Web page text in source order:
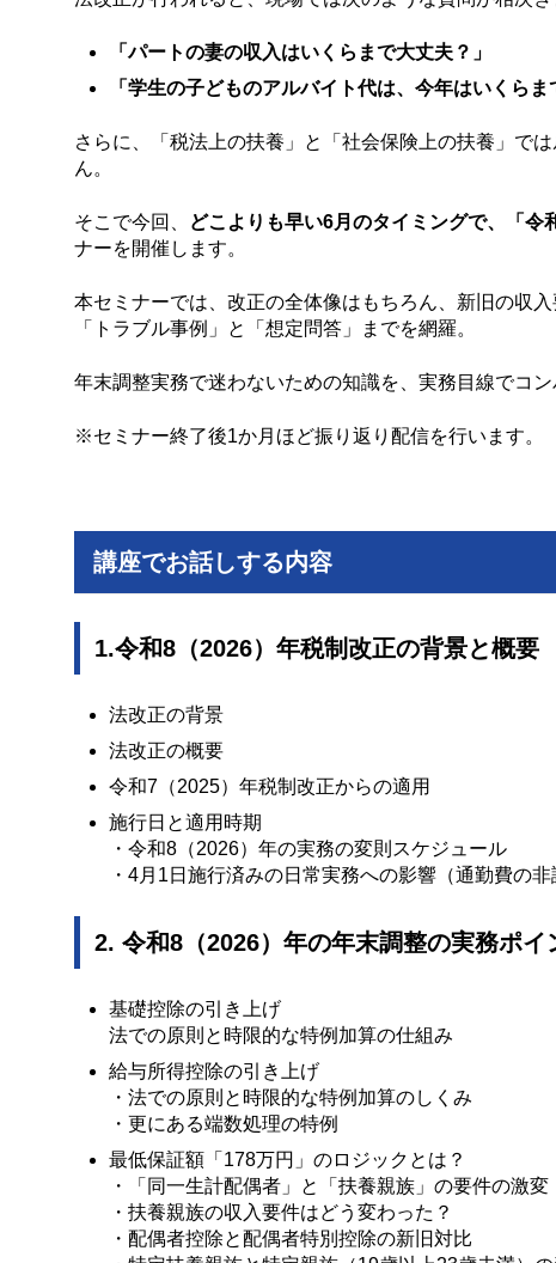
「パートの妻の収入はいくらまで大丈夫？」
「学生の子どものアルバイト代は、今年はいくらま
さらに、「税法上の扶養」と「社会保険上の扶養」で
ん。
そこで今回、 どこよりも早い6月のタイミングで、「
ナーを開催します。
本セミナーでは、改正の全体像はもちろん、新旧の収
「トラブル事例」と「想定問答」までを網羅。
年末調整実務で迷わないための知識を、実務目線でコ
※セミナー終了後1か月ほど振り返り配信を行います。
講座でお話しする内容
1.令和8（2026）年税制改正の背景と概要
法改正の背景
法改正の概要
令和7（2025）年税制改正からの適用
施行日と適用時期
・令和8（2026）年の実務の変則スケジュール
・4月1日施行済みの日常実務への影響（通勤費の
2. 令和8（2026）年の年末調整の実務ポイ
基礎控除の引き上げ
法での原則と時限的な特例加算の仕組み
給与所得控除の引き上げ
・法での原則と時限的な特例加算のしくみ
・更にある端数処理の特例
最低保証額「178万円」のロジックとは？
・「同一生計配偶者」と「扶養親族」の要件の激変
・扶養親族の収入要件はどう変わった？
・配偶者控除と配偶者特別控除の新旧対比